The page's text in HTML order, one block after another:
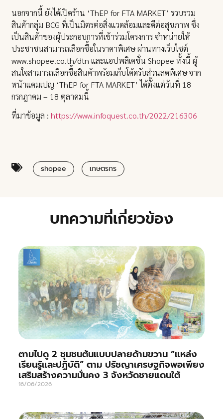
นอกจากนี้ ยังได้เปิดร้าน ‘ThEP for FTA MARKET’ รวบรวม
สินค้ากลุ่ม BCG ที่เป็นมิตรต่อสิ่งแวดล้อมและดีต่อสุขภาพ ซึ่ง
เป็นสินค้าของผู้ประกอบการที่เข้าร่วมโครงการ จำหน่ายให้
ประชาชนสามารถเลือกซื้อในราคาพิเศษ ผ่านทางเว็บไซต์
www.shopee.co.th/dtn และแอปพลิเคชั่น Shopee ทั้งนี้ ผู้
สนใจสามารถเลือกซื้อสินค้าพร้อมเก็บโค้ดรับส่วนลดพิเศษ จาก
หน้าแคมเปญ ‘ThEP for FTA MARKET’ ได้ตั้งแต่วันที่ 18
กรกฎาคม – 18 ตุลาคมนี้
ที่มาข้อมูล :https://www.infoquest.co.th/2022/216306
shopee เกษตรกร
บทความที่เกี่ยวข้อง
ตามไปดู 2 ชุมชนต้นแบบปลายด้ามขวาน “แหล่ง
เรียนรู้และปฏิบัติ” ตาม ปรัชญาเศรษฐกิจพอเพียง
เสริมสร้างความมั่นคง 3 จังหวัดชายแดนใต้
16/06/2026